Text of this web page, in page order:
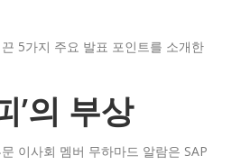
5가지 주요 발표 포인트를 소개한
’의 부상
이사회 멤버 무하마드 알람은 SAP